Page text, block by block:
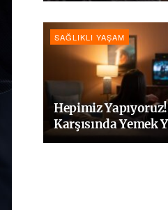
SAĞLIKLI YAŞAM
Hepimiz
Karşısında Yemek